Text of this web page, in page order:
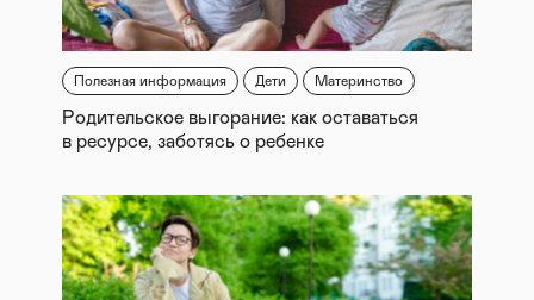
Полезная информация Дети Материнство
Родительское выгорание: как оставаться
в ресурсе, заботясь о ребенке